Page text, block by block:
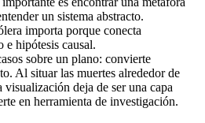
un sistema abstracto.
importa porque conecta
hipótesis causal.
sobre un plano: convierte
Al situar las muertes alrededor de
visualización deja de ser una capa
en herramienta de investigación.